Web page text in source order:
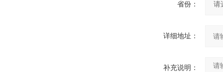
省份：
详细地址：
补充说明：